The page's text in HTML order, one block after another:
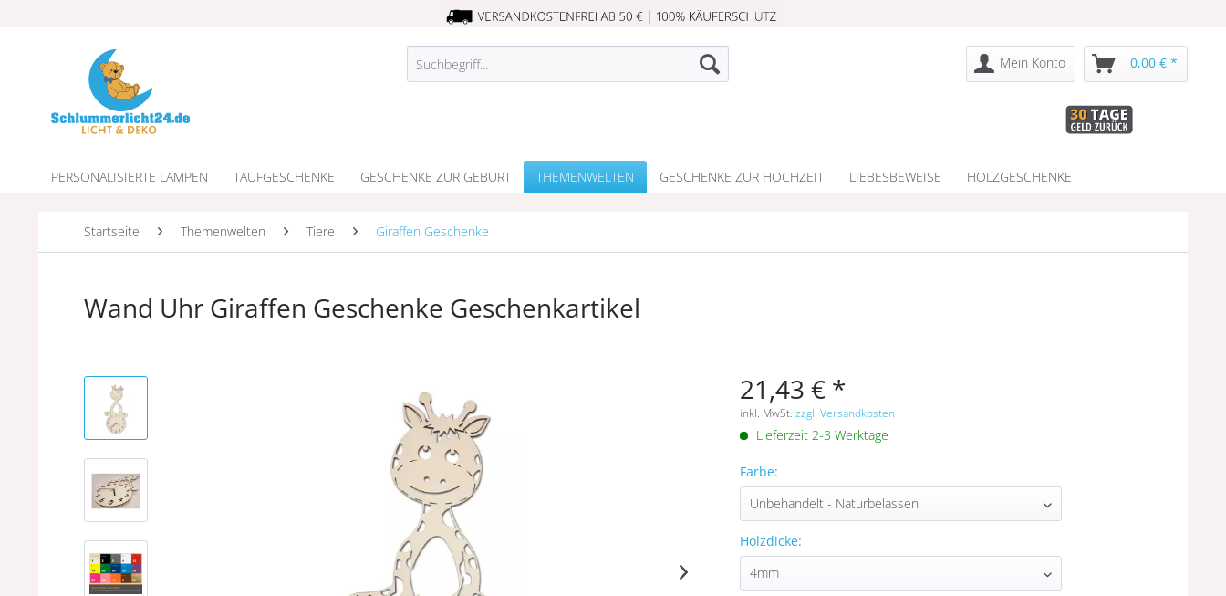
Mein Konto 0,00 € *
PERSONALISIERTE LAMPEN TAUFGESCHENKE GESCHENKE ZUR GEBURT THEMENWELTEN GESCHENKE ZUR HOCHZEIT LIEBESBEWEISE HOLZGESCHENKE
Startseite Themenwelten Tiere Giraffen Geschenke
Wand Uhr Giraffen Geschenke Geschenkartikel
21,43 € *
inkl. MwSt.zzgl. Versandkosten
Lieferzeit 2-3 Werktage
Farbe:
Holzdicke: